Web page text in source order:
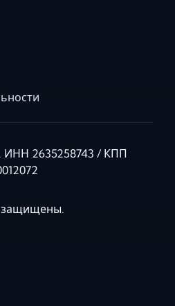
ИНН 2635258743 / КПП
защищены.